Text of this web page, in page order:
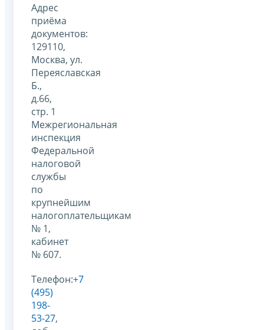
Адрес
приёма
документов:
129110,
Москва, ул.
Переяславская
Б.,
д.66,
стр. 1
Межрегиональная
инспекция
Федеральной
налоговой
службы
по
крупнейшим
налогоплательщикам
№ 1,
кабинет
№ 607.
Телефон:+7
(495)
198-
53-27,